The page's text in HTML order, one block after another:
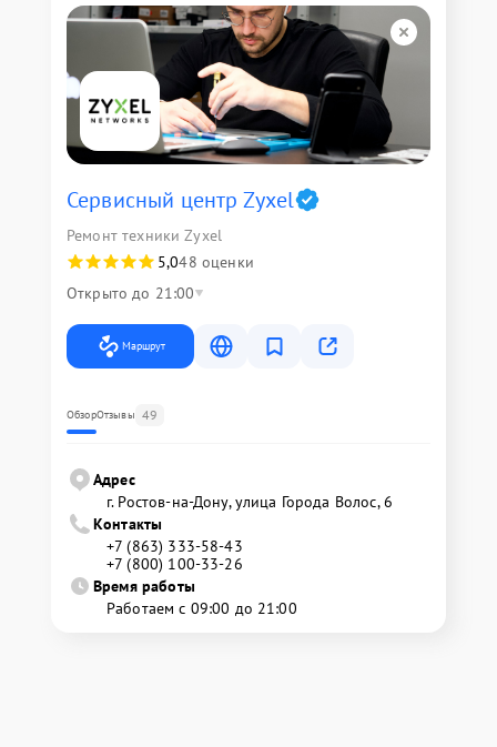
Сервисный центр Zyxel
Ремонт техники Zyxel
5,048 оценки
Открыто до 21:00
Маршрут
ОбзорОтзывы 49
Адрес
г. Ростов-на-Дону, улица Города Волос, 6
Контакты
+7 (863) 333-58-43
+7 (800) 100-33-26
Время работы
Работаем с 09:00 до 21:00